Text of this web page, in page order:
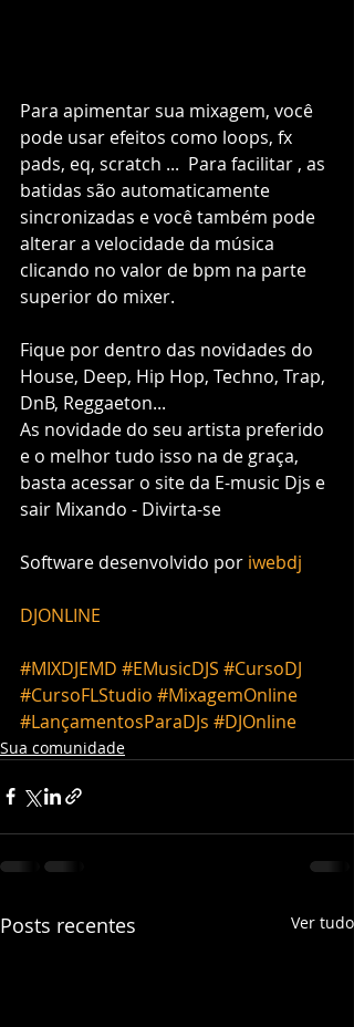
Para apimentar sua mixagem, você
pode usar efeitos como loops, fx
pads, eq, scratch ...  Para facilitar , as
batidas são automaticamente
sincronizadas e você também pode
alterar a velocidade da música
clicando no valor de bpm na parte
superior do mixer.
Fique por dentro das novidades do
House, Deep, Hip Hop, Techno, Trap,
DnB, Reggaeton...
As novidade do seu artista preferido
e o melhor tudo isso na de graça,
basta acessar o site da E-music Djs e
sair Mixando - Divirta-se
Software desenvolvido por iwebdj
DJONLINE
#MIXDJEMD #EMusicDJS #CursoDJ
#CursoFLStudio #MixagemOnline
#LançamentosParaDJs #DJOnline
Sua comunidade
Posts recentes Ver tudo